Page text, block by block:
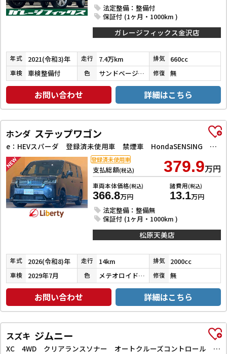
法定整備：整備付
保証付 (1ヶ月・1000km )
ガレージフィックス金沢店
年式 2021(令和3)年 走行 7.4万km 排気 660cc
車検 車検整備付 色 サンドベージュメタリック 修復 無
お問い合わせ 詳細はこちら
ホンダ ステップワゴン
e：HEVスパーダ 登録済未使用車 禁煙車 HondaSENSING 両側自動ドア アダプティブクルーズコントロール 電子パーキング パワーバックドア アダプティブクルーズコントロール ブラインドスポットモニター
支払総額(税込) 379.9万円
車両本体価格(税込)
366.8万円
諸費用(税込)
13.1万円
法定整備：整備無
保証付 (1ヶ月・1000km )
登録済未使用車
松原天美店
年式 2026(令和8)年 走行 14km 排気 2000cc
車検 2029年7月 色 メテオロイドグレーメタリック 修復 無
お問い合わせ 詳細はこちら
スズキ ジムニー
XC 4WD クリアランスソナー オートクルーズコントロール レーンアシスト 衝突被害軽減システム オートライト LEDヘッドランプ ヘッドライトウォッシャー スマートキー アイドリングストップ